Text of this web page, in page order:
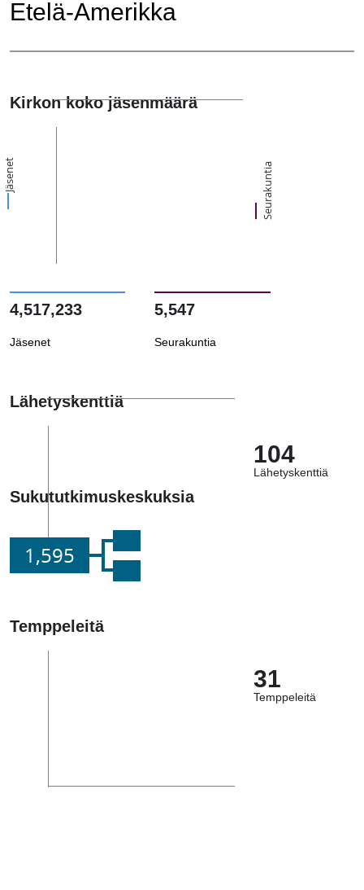
Etelä-Amerikka
Kirkon koko jäsenmäärä
Jäsenet Seurakuntia
4,517,233
Jäsenet
5,547
Seurakuntia
Lähetyskenttiä
104
Lähetyskenttiä
Sukututkimuskeskuksia
1,595
Temppeleitä
31
Temppeleitä